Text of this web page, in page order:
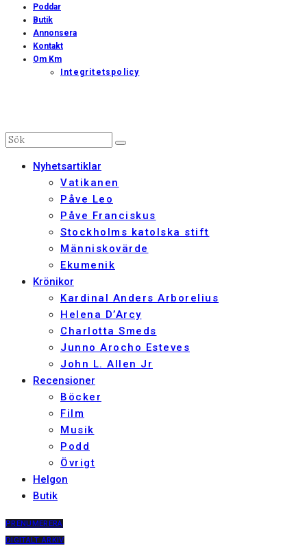
Poddar
Butik
Annonsera
Kontakt
Om Km
Integritetspolicy
Nyhetsartiklar
Vatikanen
Påve Leo
Påve Franciskus
Stockholms katolska stift
Människovärde
Ekumenik
Krönikor
Kardinal Anders Arborelius
Helena D’Arcy
Charlotta Smeds
Junno Arocho Esteves
John L. Allen Jr
Recensioner
Böcker
Film
Musik
Podd
Övrigt
Helgon
Butik
PRENUMERERA
DIGITALT ARKIV